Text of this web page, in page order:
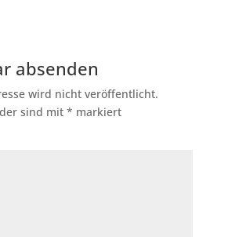
absenden
wird nicht veröffentlicht.
sind mit * markiert